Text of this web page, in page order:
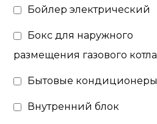
Бойлер электрический
Бокс для наружного
размещения газового котла
Бытовые кондиционеры
Внутренний блок